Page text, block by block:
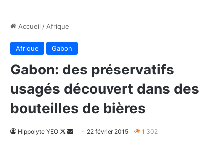
Accueil / Afrique
Afrique Gabon
Gabon: des préservatifs
usagés découvert dans des
bouteilles de bières
Hippolyte YEO
Follow
Envoyer22 février 2015 1 302